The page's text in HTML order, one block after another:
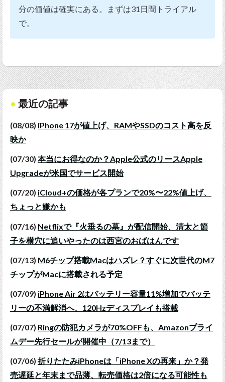
分の価値は確実にある。まずは31日間トライアル
で。
最近の記事
(08/08) iPhone 17が値上げ、RAMやSSDのコスト高を反
映か
(07/30) 本当にお得なのか？Apple公式のリースApple
Upgradeが米国でサービス開始
(07/20) iCloud+の価格が各プランで20%〜22%値上げ、
ちょっと嫌かも
(07/16) Netflixで『火垂るの墓』が配信開始、清太と節
子を横穴に追いやったのは西宮のおばはんです
(07/13) M6チップ搭載Macはハズレ？すぐに次世代のM7
チップがMacに搭載される予定
(07/09) iPhone Air 2はバッテリー容量11%増加でバッテ
リーの不満解消へ、120Hzディスプレイも搭載
(07/07) Ringの防犯カメラが70%OFFも、Amazonプライ
ムデー先行セールが開催中（7/13まで）
(07/06) 折りたたみiPhoneは「iPhone Xの再来」か？発
売遅延と年末まで品薄、転売価格は2倍になる可能性も